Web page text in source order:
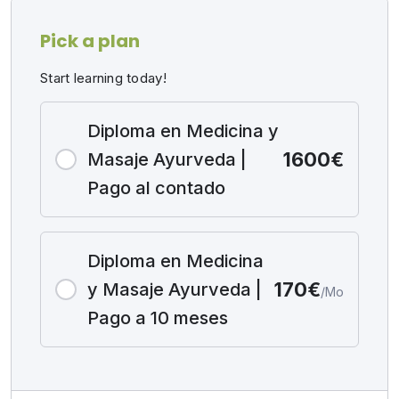
puerta hacia un enfoque holístico y natural que te lleve
Pick a plan
Start learning today!
Diploma en Medicina y
Masaje Ayurveda |
Pago al contado
1600€
Diploma en Medicina
y Masaje Ayurveda |
Pago a 10 meses
170€/Mo